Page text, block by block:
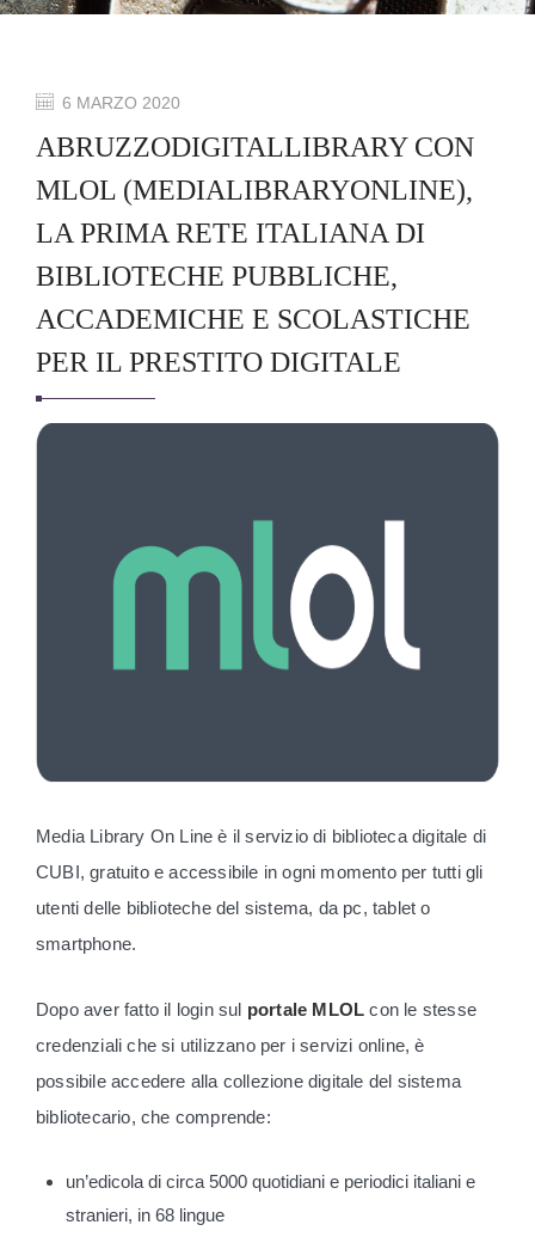
6 MARZO 2020
ABRUZZODIGITALLIBRARY CON
MLOL (MEDIALIBRARYONLINE),
LA PRIMA RETE ITALIANA DI
BIBLIOTECHE PUBBLICHE,
ACCADEMICHE E SCOLASTICHE
PER IL PRESTITO DIGITALE
Media Library On Line è il servizio di biblioteca digitale di
CUBI, gratuito e accessibile in ogni momento per tutti gli
utenti delle biblioteche del sistema, da pc, tablet o
smartphone.
Dopo aver fatto il login sul portale MLOL con le stesse
credenziali che si utilizzano per i servizi online, è
possibile accedere alla collezione digitale del sistema
bibliotecario, che comprende:
un’edicola di circa 5000 quotidiani e periodici italiani e
stranieri, in 68 lingue